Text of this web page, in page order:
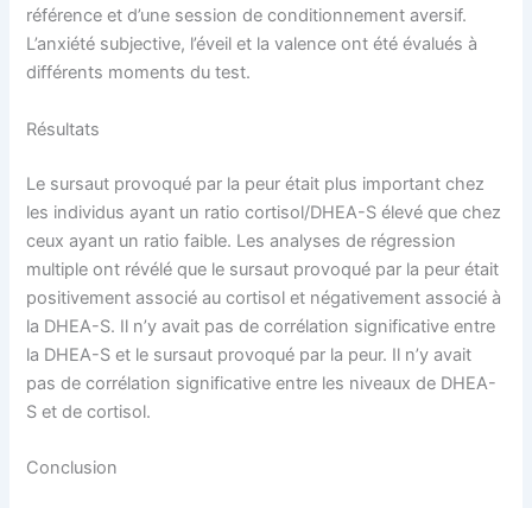
référence et d’une session de conditionnement aversif.
L’anxiété subjective, l’éveil et la valence ont été évalués à
différents moments du test.
Résultats
Le sursaut provoqué par la peur était plus important chez
les individus ayant un ratio cortisol/DHEA-S élevé que chez
ceux ayant un ratio faible. Les analyses de régression
multiple ont révélé que le sursaut provoqué par la peur était
positivement associé au cortisol et négativement associé à
la DHEA-S. Il n’y avait pas de corrélation significative entre
la DHEA-S et le sursaut provoqué par la peur. Il n’y avait
pas de corrélation significative entre les niveaux de DHEA-
S et de cortisol.
Conclusion